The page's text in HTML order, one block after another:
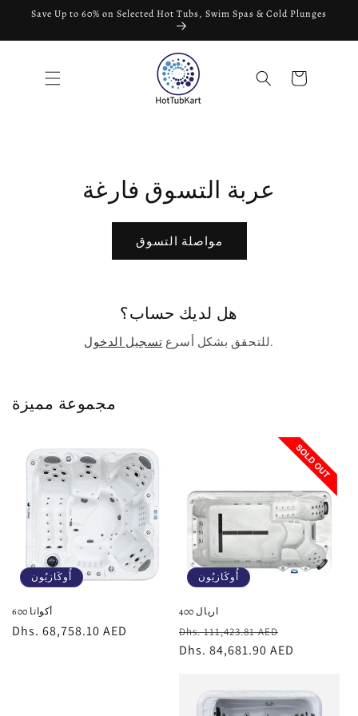
الى
Save Up to 60% on Selected Hot Tubs, Swim Spas & Cold Plunges
التسوق
عربة التسوق فارغة
مواصلة التسوق
هل لديك حساب؟
تسجيل الدخول للتحقق بشكل أسرع.
مجموعة مميزة
أُوكَازيُون
أكواتا 600
سعر
Dhs. 68,758.10 AED
أُوكَازيُون
اريال 400
سعر
عادي
Dhs. 111,423.81 AED
البيعDhs. 84,681.90 AED